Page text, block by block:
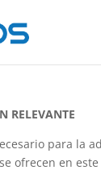
RELEVANTE
para la
ofrecen en